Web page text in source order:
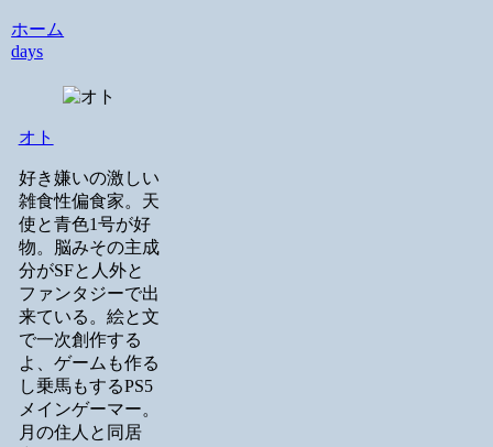
ホーム
days
オト
好き嫌いの激しい
雑食性偏食家。天
使と青色1号が好
物。脳みその主成
分がSFと人外と
ファンタジーで出
来ている。絵と文
で一次創作する
よ、ゲームも作る
し乗馬もするPS5
メインゲーマー。
月の住人と同居